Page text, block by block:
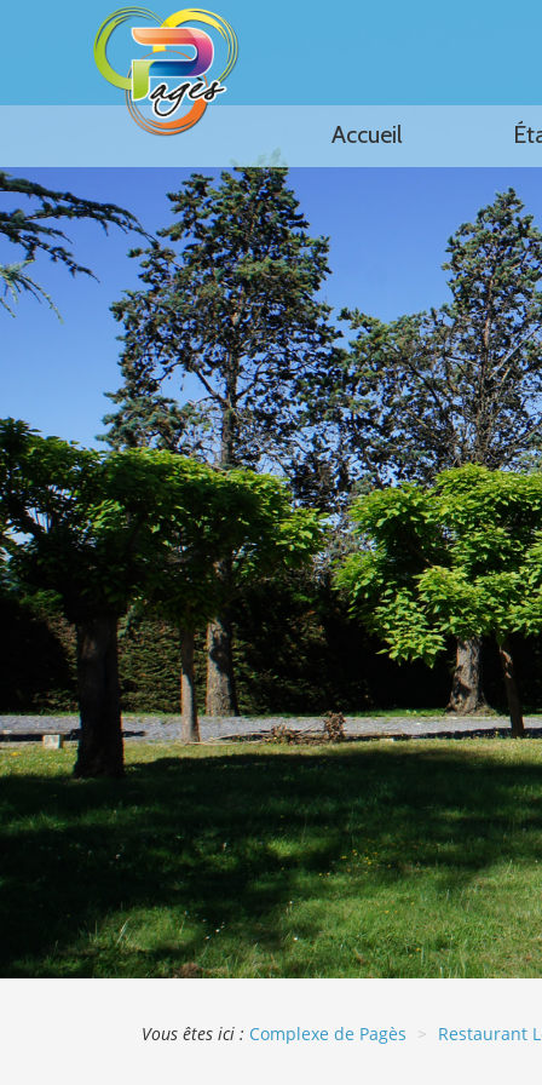
Accueil
Vous êtes ici : Complexe de Pagès Restaurant